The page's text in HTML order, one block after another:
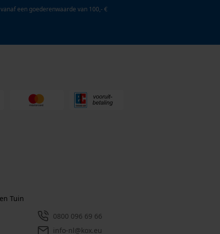
een goederenwaarde van 100,- €
Tuin
0800 096 69 66
info-nl@kox.eu